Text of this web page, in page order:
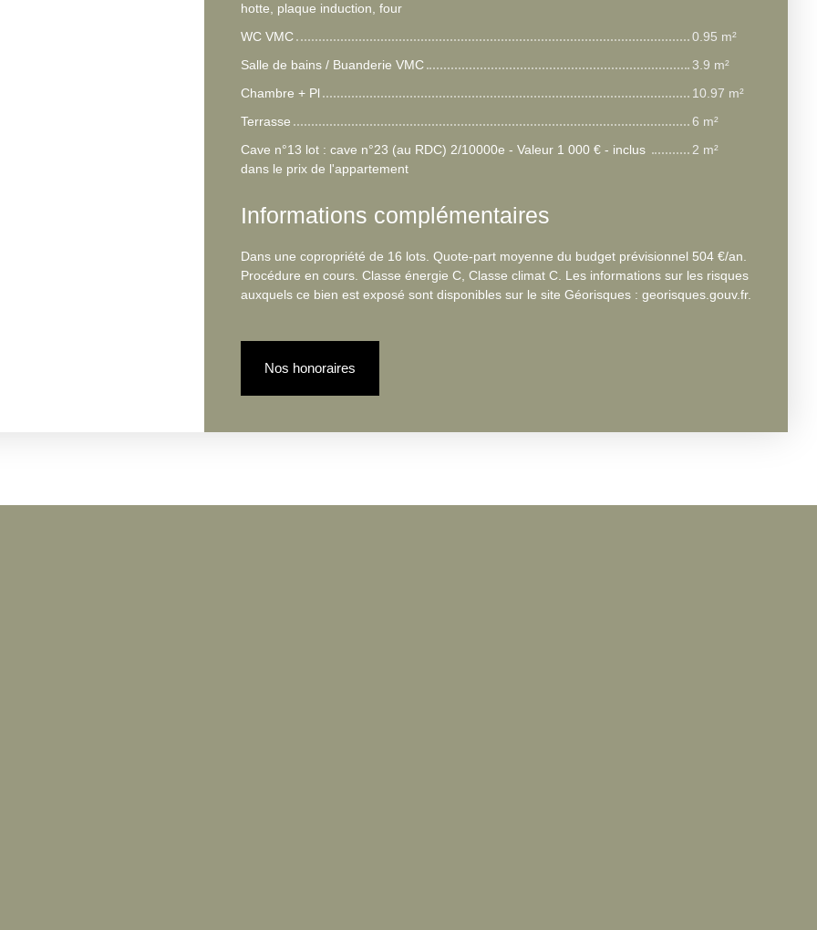
hotte, plaque induction, four
WC VMC
0.95 m²
Salle de bains / Buanderie VMC
3.9 m²
Chambre + Pl
10.97 m²
Terrasse
6 m²
Cave n°13 lot : cave n°23 (au RDC) 2/10000e - Valeur 1 000 € - inclus
dans le prix de l'appartement
2 m²
Informations complémentaires
Dans une copropriété de 16 lots. Quote-part moyenne du budget prévisionnel 504 €/an.
Procédure en cours. Classe énergie C, Classe climat C. Les informations sur les risques
auxquels ce bien est exposé sont disponibles sur le site Géorisques : georisques.gouv.fr.
Nos honoraires